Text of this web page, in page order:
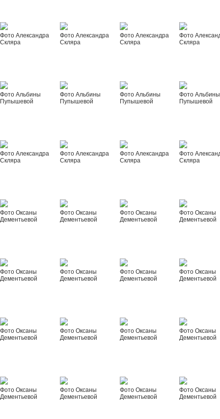
Фото Александра
Скляра
Фото Александра
Скляра
Фото Александра
Скляра
Фото
Скляра
Фото Альбины
Пупышевой
Фото Альбины
Пупышевой
Фото Альбины
Пупышевой
Фото Альбины
Пупышевой
Фото Александра
Скляра
Фото Александра
Скляра
Фото Александра
Скляра
Фото
Скляра
Фото Оксаны
Дементьевой
Фото Оксаны
Дементьевой
Фото Оксаны
Дементьевой
Фото Оксаны
Дементьевой
Фото Оксаны
Дементьевой
Фото Оксаны
Дементьевой
Фото Оксаны
Дементьевой
Фото Оксаны
Дементьевой
Фото Оксаны
Дементьевой
Фото Оксаны
Дементьевой
Фото Оксаны
Дементьевой
Фото Оксаны
Дементьевой
Фото Оксаны
Дементьевой
Фото Оксаны
Дементьевой
Фото Оксаны
Дементьевой
Фото Оксаны
Дементьевой